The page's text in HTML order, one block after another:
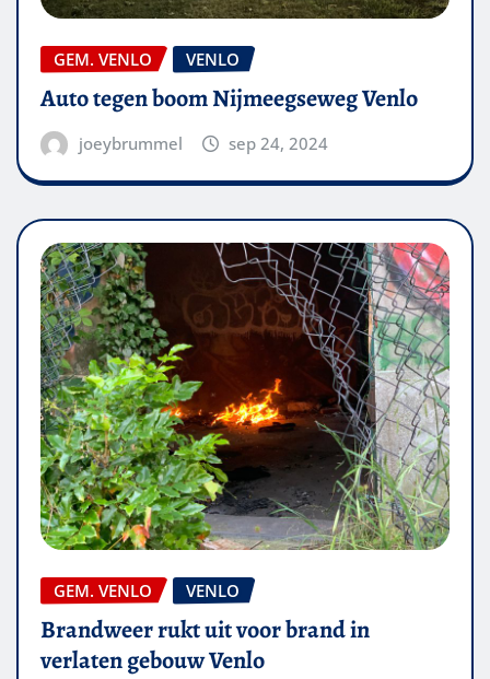
GEM. VENLO VENLO
Auto tegen boom Nijmeegseweg Venlo
joeybrummel sep 24, 2024
GEM. VENLO VENLO
Brandweer rukt uit voor brand in
verlaten gebouw Venlo